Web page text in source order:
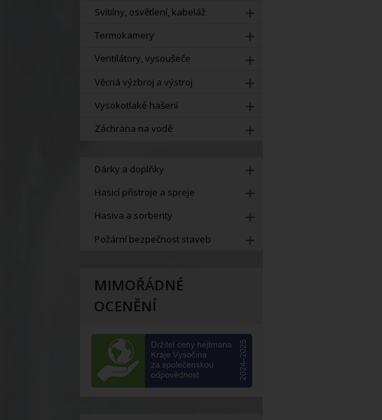
Svítilny, osvětlení, kabeláž
Termokamery
Ventilátory, vysoušeče
Věcná výzbroj a výstroj
Vysokotlaké hašení
Záchrana na vodě
Dárky a doplňky
Hasicí přístroje a spreje
Hasiva a sorbenty
Požární bezpečnost staveb
MIMOŘÁDNÉ
OCENĚNÍ